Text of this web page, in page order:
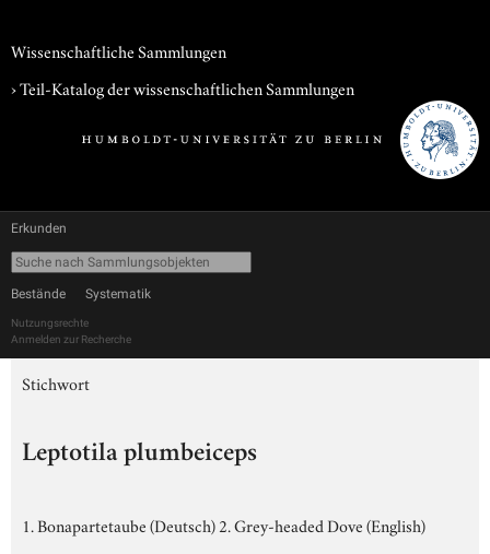
Wissenschaftliche Sammlungen
› Teil-Katalog der wissenschaftlichen Sammlungen
Erkunden
Bestände Systematik
Nutzungsrechte
Anmelden zur Recherche
Stichwort
Leptotila plumbeiceps
1. Bonapartetaube (Deutsch) 2. Grey-headed Dove (English)